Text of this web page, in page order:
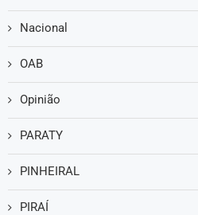
Nacional
OAB
Opinião
PARATY
PINHEIRAL
PIRAÍ